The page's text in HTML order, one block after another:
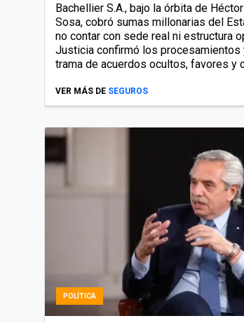
Bachellier S.A., bajo la órbita de
Sosa, cobró sumas millonarias del
no contar con sede real ni estructura
Justicia confirmó los procesamientos
trama de acuerdos ocultos, favores y
VER MÁS DE SEGUROS
POLÍTICA